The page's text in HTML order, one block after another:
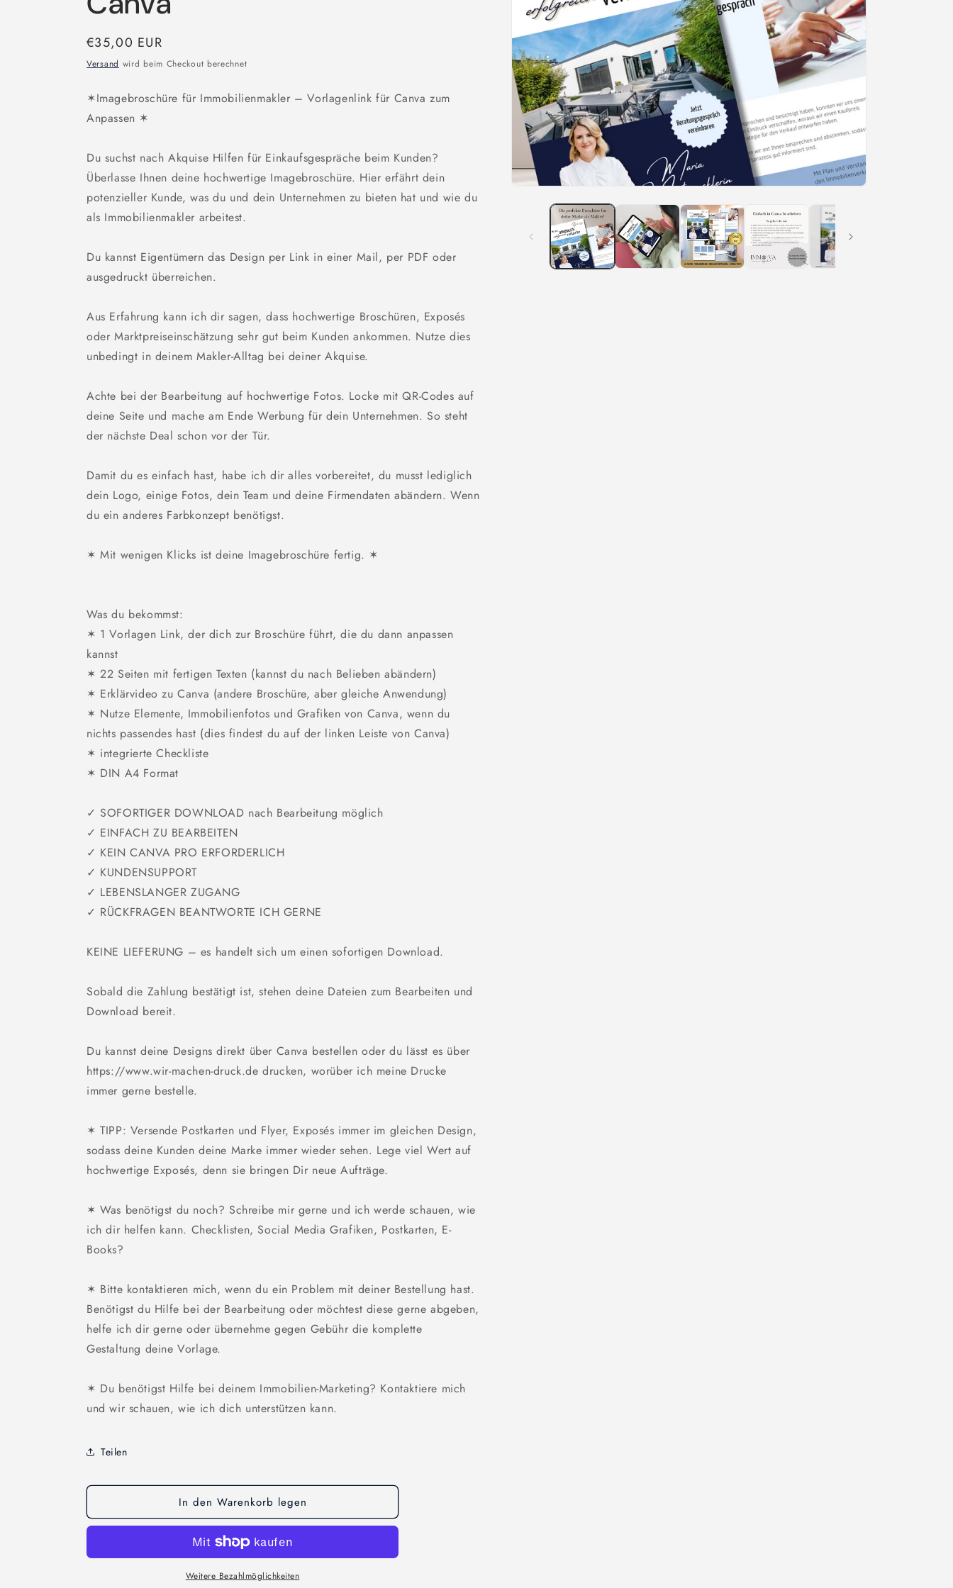
öffnen
Normaler
Preis
€35,00 EUR
Versand wird beim Checkout berechnet
✶Imagebroschüre für Immobilienmakler – Vorlagenlink für Canva zum
Anpassen ✶
Du suchst nach Akquise Hilfen für Einkaufsgespräche beim Kunden?
Überlasse Ihnen deine hochwertige Imagebroschüre. Hier erfährt dein
potenzieller Kunde, was du und dein Unternehmen zu bieten hat und wie du
als Immobilienmakler arbeitest.
Du kannst Eigentümern das Design per Link in einer Mail, per PDF oder
ausgedruckt überreichen.
Aus Erfahrung kann ich dir sagen, dass hochwertige Broschüren, Exposés
oder Marktpreiseinschätzung sehr gut beim Kunden ankommen. Nutze dies
unbedingt in deinem Makler-Alltag bei deiner Akquise.
Achte bei der Bearbeitung auf hochwertige Fotos. Locke mit QR-Codes auf
deine Seite und mache am Ende Werbung für dein Unternehmen. So steht
der nächste Deal schon vor der Tür.
Damit du es einfach hast, habe ich dir alles vorbereitet, du musst lediglich
dein Logo, einige Fotos, dein Team und deine Firmendaten abändern. Wenn
du ein anderes Farbkonzept benötigst.
✶ Mit wenigen Klicks ist deine Imagebroschüre fertig. ✶
Was du bekommst:
✶ 1 Vorlagen Link, der dich zur Broschüre führt, die du dann anpassen
kannst
✶ 22 Seiten mit fertigen Texten (kannst du nach Belieben abändern)
✶ Erklärvideo zu Canva (andere Broschüre, aber gleiche Anwendung)
✶ Nutze Elemente, Immobilienfotos und Grafiken von Canva, wenn du
nichts passendes hast (dies findest du auf der linken Leiste von Canva)
✶ integrierte Checkliste
✶ DIN A4 Format
✓ SOFORTIGER DOWNLOAD nach Bearbeitung möglich
✓ EINFACH ZU BEARBEITEN
✓ KEIN CANVA PRO ERFORDERLICH
✓ KUNDENSUPPORT
✓ LEBENSLANGER ZUGANG
✓ RÜCKFRAGEN BEANTWORTE ICH GERNE
KEINE LIEFERUNG – es handelt sich um einen sofortigen Download.
Sobald die Zahlung bestätigt ist, stehen deine Dateien zum Bearbeiten und
Download bereit.
Du kannst deine Designs direkt über Canva bestellen oder du lässt es über
https://www.wir-machen-druck.de drucken, worüber ich meine Drucke
immer gerne bestelle.
✶ TIPP: Versende Postkarten und Flyer, Exposés immer im gleichen Design,
sodass deine Kunden deine Marke immer wieder sehen. Lege viel Wert auf
hochwertige Exposés, denn sie bringen Dir neue Aufträge.
✶ Was benötigst du noch? Schreibe mir gerne und ich werde schauen, wie
ich dir helfen kann. Checklisten, Social Media Grafiken, Postkarten, E-
Books?
✶ Bitte kontaktieren mich, wenn du ein Problem mit deiner Bestellung hast.
Benötigst du Hilfe bei der Bearbeitung oder möchtest diese gerne abgeben,
helfe ich dir gerne oder übernehme gegen Gebühr die komplette
Gestaltung deine Vorlage.
✶ Du benötigst Hilfe bei deinem Immobilien-Marketing? Kontaktiere mich
und wir schauen, wie ich dich unterstützen kann.
Teilen
In den Warenkorb legen
Weitere Bezahlmöglichkeiten